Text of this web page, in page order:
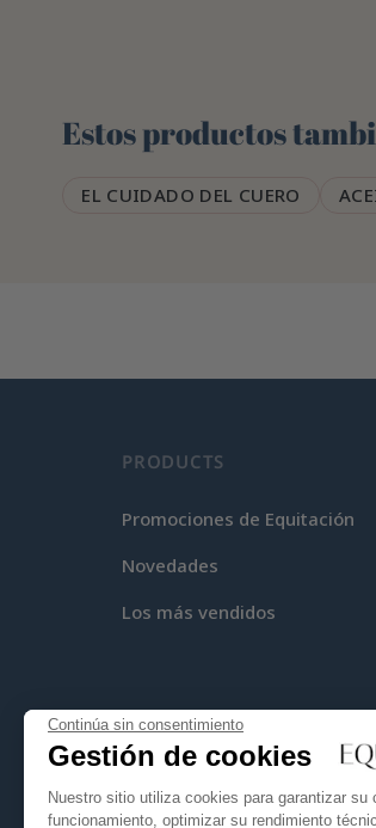
Continúa sin consentimiento
Gestión de cookies
Nuestro sitio utiliza cookies para garantizar su
funcionamiento, optimizar su rendimiento
Estos productos
EL CUIDADO DEL CUERO
PRODUCTS
Promociones de Equitación
Novedades
Los más vendidos